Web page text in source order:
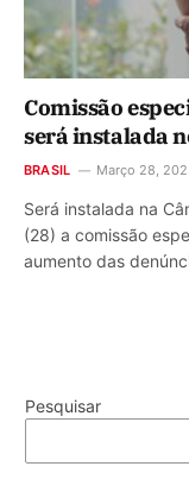
Comissão
será instalada
BRASIL Março 28,
Será instalada na
(28) a comissão
aumento das
Pesquisar